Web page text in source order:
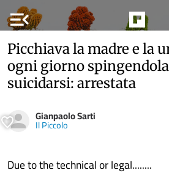
menu_open
Picchiava la madre e la
ogni giorno
suicidarsi: arrestata
Gianpaolo Sarti
Il Piccolo
Due to the technical or legal........